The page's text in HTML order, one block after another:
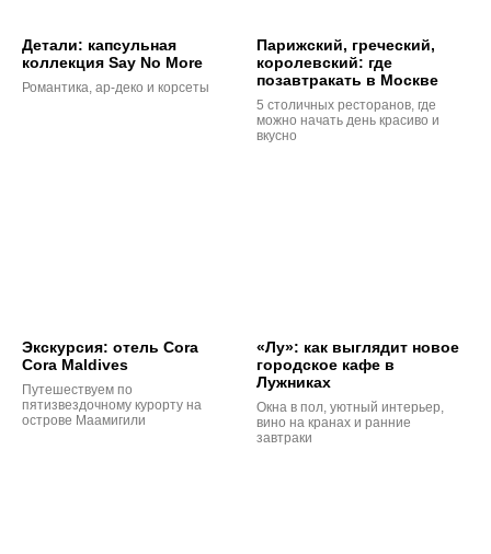
Детали: капсульная
коллекция Say No More
Романтика, ар-деко и корсеты
Парижский, греческий,
королевский: где
позавтракать в Москве
5 столичных ресторанов, где
можно начать день красиво и
вкусно
Экскурсия: отель Cora
Cora Maldives
Путешествуем по
пятизвездочному курорту на
острове Маамигили
«Лу»: как выглядит новое
городское кафе в
Лужниках
Окна в пол, уютный интерьер,
вино на кранах и ранние
завтраки